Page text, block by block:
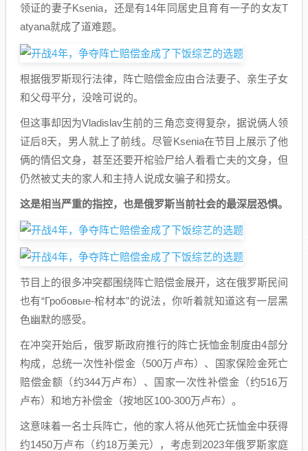
领证的妻子Ksenia，还是有14年同居史且育有一子的女友T
atyana就成了道难题。
根据俄罗斯现行法律，阵亡赔偿金应由合法妻子、亲生子女
和父母平分，没啥可说的。
但这事却因为Vladislav生前的三角恋变得复杂，据说俩人领
证后8天，男人就上了前线。尽管Ksenia在节目上展示了他
俩的情侣文身，甚至还要开棺验尸给人看看亡夫的文身，但
仍然被丈夫的家人和主持人说成女骗子和捞女。
这是相当严重的指控，也是俄罗斯当前社会的最深层恐惧。
节目上的很多冲突都围绕阵亡赔偿金展开，这在俄罗斯民间
也有“Гробовые-棺材本”的说法，你听着就知道这有一层黑
色幽默的感受。
在冲突开始后，俄罗斯政府推行的阵亡抚恤金制度由4部分
构成，总统一次性补偿金（500万卢布）、国家保险金死亡
赔偿金额（约344万卢布）、国家一次性补偿金（约516万
卢布）和地方补偿金（按地区100-300万卢布）。
这意味着一名士兵阵亡，他的家人将从他死亡抚恤金中获得
约1450万卢布（约18万美元），考虑到2023年俄罗斯家庭